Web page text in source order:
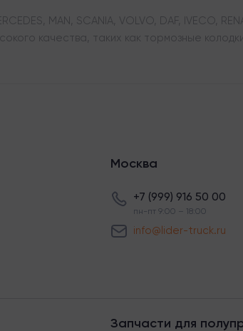
MAN, SCANIA, VOLVO, DAF, IVECO,
качества, таких как тормозные
Москва
+7 (999) 916 50 00
пн-пт 9:00 – 18:00
info@lider-truck.ru
Запчасти для